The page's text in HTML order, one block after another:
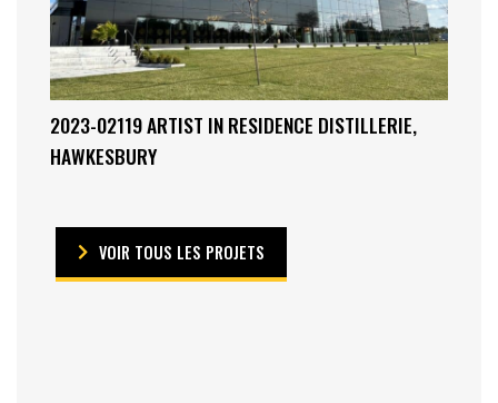
2023-02119 ARTIST IN RESIDENCE DISTILLERIE,
HAWKESBURY
VOIR TOUS LES PROJETS